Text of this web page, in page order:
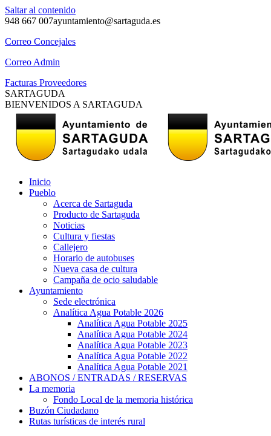
Saltar al contenido
948 667 007ayuntamiento@sartaguda.es
Correo Concejales
Correo Admin
Facturas Proveedores
SARTAGUDA
BIENVENIDOS A SARTAGUDA
Inicio
Pueblo
Acerca de Sartaguda
Producto de Sartaguda
Noticias
Cultura y fiestas
Callejero
Horario de autobuses
Nueva casa de cultura
Campaña de ocio saludable
Ayuntamiento
Sede electrónica
Analítica Agua Potable 2026
Analítica Agua Potable 2025
Analítica Agua Potable 2024
Analítica Agua Potable 2023
Analítica Agua Potable 2022
Analítica Agua Potable 2021
ABONOS / ENTRADAS / RESERVAS
La memoria
Fondo Local de la memoria histórica
Buzón Ciudadano
Rutas turísticas de interés rural